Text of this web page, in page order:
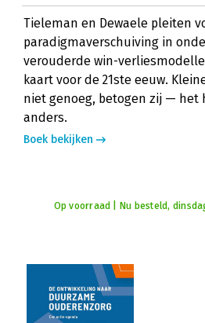
Tieleman en Dewaele pleiten
paradigmaverschuiving in
verouderde win-
kaart voor de 21ste eeuw.
niet genoeg, betogen zij — het
anders.
Boek bekijken
Op voorraad | Nu besteld,